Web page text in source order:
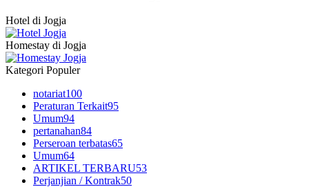
Hotel di Jogja
Homestay di Jogja
Kategori Populer
notariat100
Peraturan Terkait95
Umum94
pertanahan84
Perseroan terbatas65
Umum64
ARTIKEL TERBARU53
Perjanjian / Kontrak50